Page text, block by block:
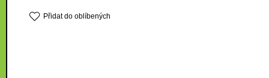
Přidat do oblíbených